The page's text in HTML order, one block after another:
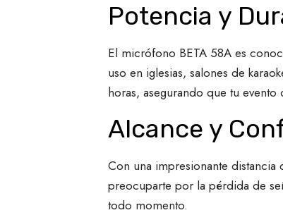
Potencia y
El micrófono BETA 58A es
uso en iglesias, salones de
horas, asegurando que tu
Alcance y
Con una impresionante
preocuparte por la pérdida de
todo momento.